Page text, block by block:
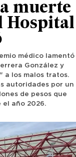
muerte
Hospital
médico lamentó
González y
a los malos tratos.
autoridades por un
de pesos que
año 2026.